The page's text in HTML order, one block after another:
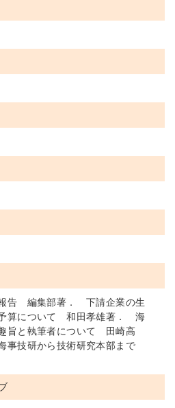
告 編集部著． 下請企業の生
予算について 和田孝雄著． 海
旨と執筆者について 田崎高
技研から技術研究本部まで